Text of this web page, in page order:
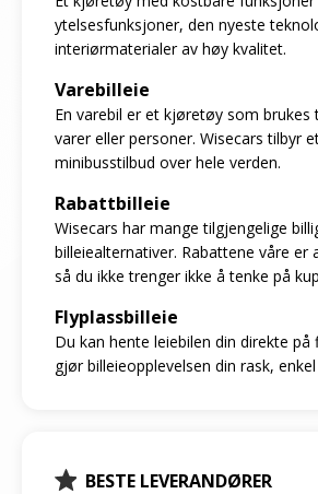
ytelsesfunksjoner, den nyeste
interiørmaterialer av høy kvalitet.
Varebilleie
En varebil er et kjøretøy som brukes
varer eller personer. Wisecars tilbyr
minibusstilbud over hele verden.
Rabattbilleie
Wisecars har mange tilgjengelige
billeiealternativer. Rabattene våre er
så du ikke trenger ikke å tenke på
Flyplassbilleie
Du kan hente leiebilen din direkte på
gjør billeieopplevelsen din rask,
BESTE LEVERANDØRER